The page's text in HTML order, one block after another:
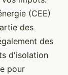
(CEE)
des
des
d'isolation
pour